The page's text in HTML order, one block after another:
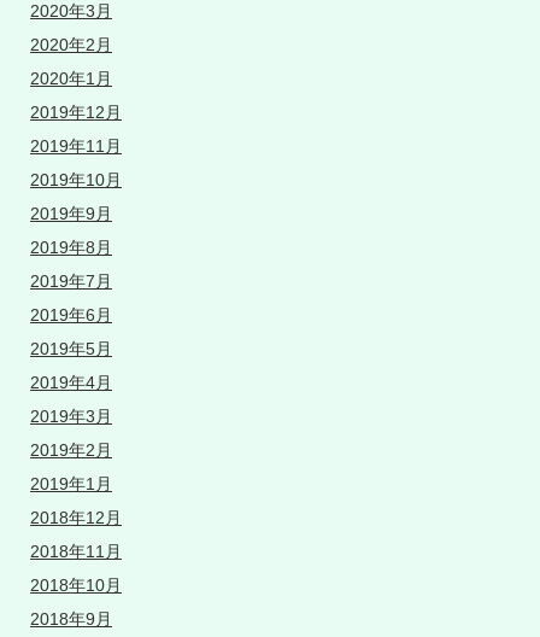
2020年3月
2020年2月
2020年1月
2019年12月
2019年11月
2019年10月
2019年9月
2019年8月
2019年7月
2019年6月
2019年5月
2019年4月
2019年3月
2019年2月
2019年1月
2018年12月
2018年11月
2018年10月
2018年9月